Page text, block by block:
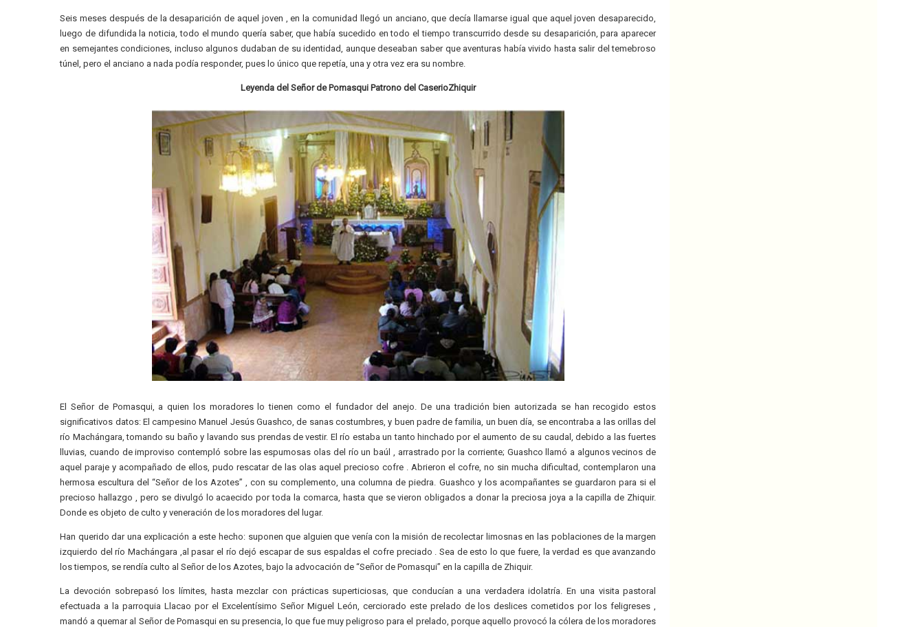
Seis meses después de la desaparición de aquel joven , en la comunidad llegó un anciano, que decía llamarse igual que aquel joven desaparecido,
luego de difundida la noticia, todo el mundo quería saber, que había sucedido en todo el tiempo transcurrido desde su desaparición, para aparecer
en semejantes condiciones, incluso algunos dudaban de su identidad, aunque deseaban saber que aventuras había vivido hasta salir del temebroso
túnel, pero el anciano a nada podía responder, pues lo único que repetía, una y otra vez era su nombre.
Leyenda del Señor de Pomasqui Patrono del CaserioZhiquir
El Señor de Pomasqui, a quien los moradores lo tienen como el fundador del anejo. De una tradición bien autorizada se han recogido estos
significativos datos: El campesino Manuel Jesús Guashco, de sanas costumbres, y buen padre de familia, un buen día, se encontraba a las orillas del
río Machángara, tomando su baño y lavando sus prendas de vestir. El río estaba un tanto hinchado por el aumento de su caudal, debido a las fuertes
lluvias, cuando de improviso contempló sobre las espumosas olas del río un baúl , arrastrado por la corriente; Guashco llamó a algunos vecinos de
aquel paraje y acompañado de ellos, pudo rescatar de las olas aquel precioso cofre . Abrieron el cofre, no sin mucha dificultad, contemplaron una
hermosa escultura del “Señor de los Azotes” , con su complemento, una columna de piedra. Guashco y los acompañantes se guardaron para si el
precioso hallazgo , pero se divulgó lo acaecido por toda la comarca, hasta que se vieron obligados a donar la preciosa joya a la capilla de Zhiquir.
Donde es objeto de culto y veneración de los moradores del lugar.
Han querido dar una explicación a este hecho: suponen que alguien que venía con la misión de recolectar limosnas en las poblaciones de la margen
izquierdo del río Machángara ,al pasar el río dejó escapar de sus espaldas el cofre preciado . Sea de esto lo que fuere, la verdad es que avanzando
los tiempos, se rendía culto al Señor de los Azotes, bajo la advocación de “Señor de Pomasqui” en la capilla de Zhiquir.
La devoción sobrepasó los límites, hasta mezclar con prácticas superticiosas, que conducían a una verdadera idolatría. En una visita pastoral
efectuada a la parroquia Llacao por el Excelentísimo Señor Miguel León, cerciorado este prelado de los deslices cometidos por los feligreses ,
mandó a quemar al Señor de Pomasqui en su presencia, lo que fue muy peligroso para el prelado, porque aquello provocó la cólera de los moradores